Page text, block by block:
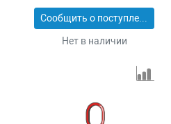
Сообщить о поступлении
Нет в наличии